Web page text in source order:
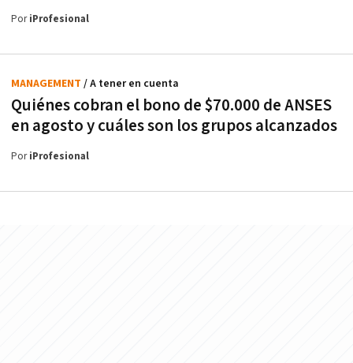
PoriProfesional
Quiénes cobran el bono de $70.000 de ANSES
en agosto y cuáles son los grupos alcanzados
MANAGEMENT / A tener en cuenta
PoriProfesional